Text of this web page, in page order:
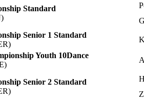
Standard
Senior 1 Standard
Youth 10Dance
Senior 2 Standard